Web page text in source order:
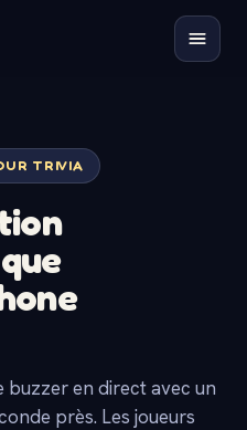
TRIVIA
buzzer en direct avec un
près. Les joueurs